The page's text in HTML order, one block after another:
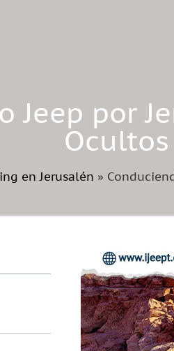
Jeep por
en Jerusalén »